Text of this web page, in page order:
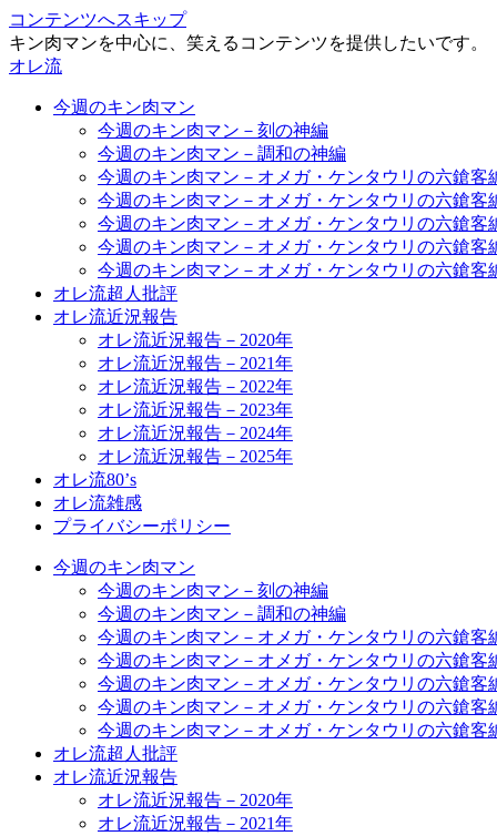
コンテンツへスキップ
キン肉マンを中心に、笑えるコンテンツを提供したいです。
オレ流
今週のキン肉マン
今週のキン肉マン－刻の神編
今週のキン肉マン－調和の神編
今週のキン肉マン－オメガ・ケンタウリの六鎗
今週のキン肉マン－オメガ・ケンタウリの六鎗
今週のキン肉マン－オメガ・ケンタウリの六鎗
今週のキン肉マン－オメガ・ケンタウリの六鎗
今週のキン肉マン－オメガ・ケンタウリの六鎗
オレ流超人批評
オレ流近況報告
オレ流近況報告－2020年
オレ流近況報告－2021年
オレ流近況報告－2022年
オレ流近況報告－2023年
オレ流近況報告－2024年
オレ流近況報告－2025年
オレ流80’s
オレ流雑感
プライバシーポリシー
今週のキン肉マン
今週のキン肉マン－刻の神編
今週のキン肉マン－調和の神編
今週のキン肉マン－オメガ・ケンタウリの六鎗
今週のキン肉マン－オメガ・ケンタウリの六鎗
今週のキン肉マン－オメガ・ケンタウリの六鎗
今週のキン肉マン－オメガ・ケンタウリの六鎗
今週のキン肉マン－オメガ・ケンタウリの六鎗
オレ流超人批評
オレ流近況報告
オレ流近況報告－2020年
オレ流近況報告－2021年